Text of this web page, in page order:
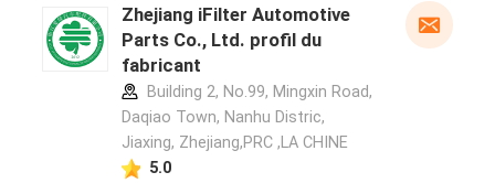
Zhejiang iFilter Automotive
Parts Co., Ltd. profil du
fabricant
Building 2, No.99, Mingxin Road,
Daqiao Town, Nanhu Distric,
Jiaxing, Zhejiang,PRC ,LA CHINE
5.0